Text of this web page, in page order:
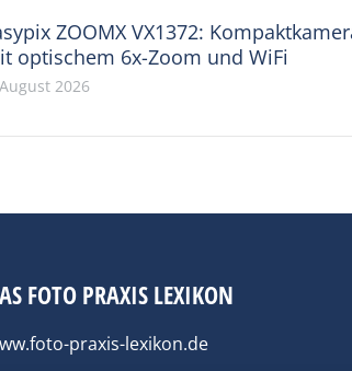
ZOOMX VX1372:
optischem 6x-Zoom und WiFi
2026
FOTO PRAXIS LEXIKON
praxis-lexikon.de